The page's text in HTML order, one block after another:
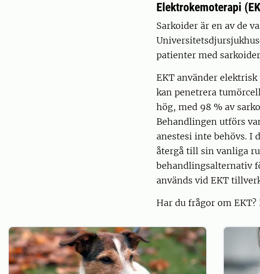
Elektrokemoterapi
Sarkoider är en av de
patienter med
EKT använder
kan penetrera
hög, med 98 % av
Behandlingen utförs
anestesi inte behövs. I
återgå till sin vanliga
behandlingsalternativ
används vid EKT
Har du frågor om EKT?